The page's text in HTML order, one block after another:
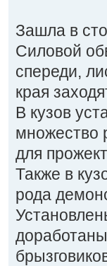
Зашла в
Силовой
спереди,
края
В кузов
множество
для
Также в
рода